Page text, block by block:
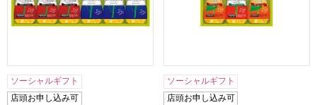
ソーシャルギフト
店頭お申し込み可
ソーシャルギフト
店頭お申し込み可